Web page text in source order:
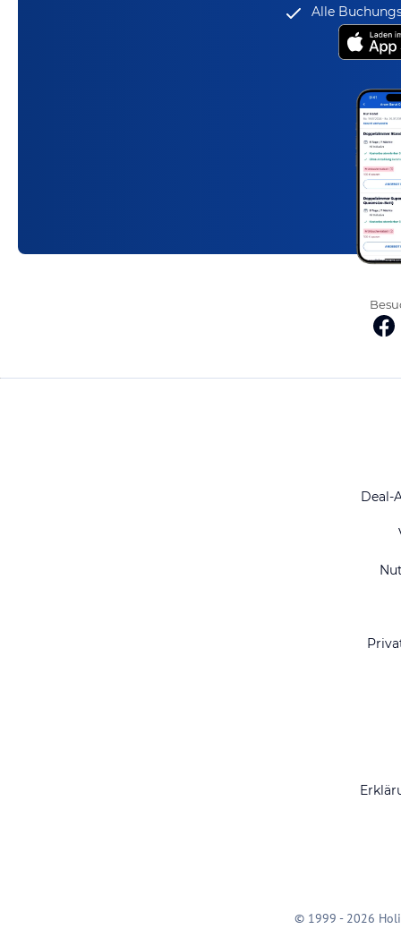
Alle
Deal-
© 1999 - 2026